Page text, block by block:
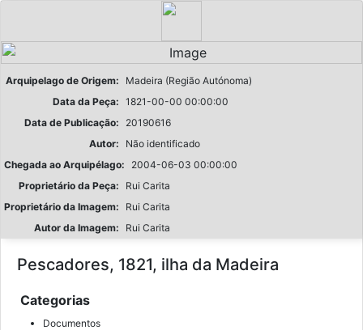
Arquipelago de Origem:
Madeira (Região Autónoma)
Data da Peça: 1821-00-00 00:00:00
Data de Publicação:
20190616
Autor:
Não identificado
Chegada ao Arquipélago:
2004-06-03 00:00:00
Proprietário da Peça:
Rui Carita
Proprietário da Imagem:
Rui Carita
Autor da Imagem:
Rui Carita
Pescadores, 1821, ilha da Madeira
Categorias
Documentos